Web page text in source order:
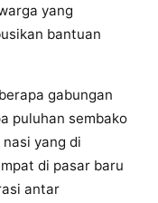
yang
bantuan
gabungan
puluhan sembako
yang di
di pasar baru
antar